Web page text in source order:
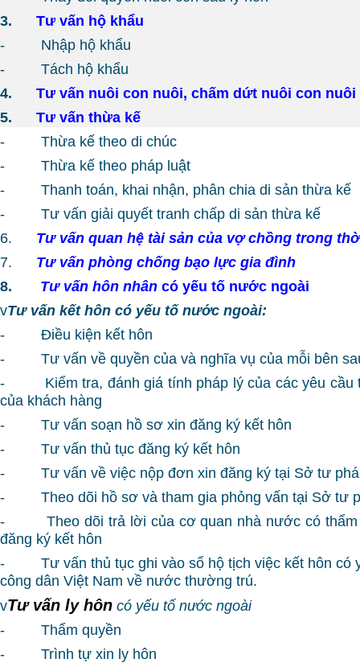
3.
Tư vấn hộ khẩu
- Nhập hộ khẩu
- Tách hộ khẩu
4. Tư vấn nuôi con nuôi, chấm dứt nuôi con nuôi
5. Tư vấn thừa kế
- Thừa kế theo di chúc
- Thừa kế theo pháp luật
- Thanh toán, khai nhận, phân chia di sản thừa kế
- Tư vấn giải quyết tranh chấp di sản thừa kế
6. Tư vấn quan hệ tài sản của vợ chồng trong
7. Tư vấn phòng chống bạo lực gia đình
8.
Tư vấn hôn nhân có yếu tố nước ngoài
vTư vấn kết hôn có yếu tố nước ngoài:
- Điều kiện kết hôn
- Tư vấn về quyền của và nghĩa vụ của mỗi bên
- Kiểm tra, đánh giá tính pháp lý của các yêu cầu
của khách hàng
- Tư vấn soạn hồ sơ xin đăng ký kết hôn
- Tư vấn thủ tục đăng ký kết hôn
- Tư vấn về việc nộp đơn xin đăng ký tại Sở tư
- Theo dõi hồ sơ và tham gia phỏng vấn tại Sở tư
- Theo dõi trả lời của cơ quan nhà nước có thẩm
đăng ký kết hôn
- Tư vấn thủ tục ghi vào sổ hộ tịch việc kết hôn có
công dân Việt Nam về nước thường trú.
vTư vấn ly hôn có yếu tố nước ngoài
- Thẩm quyền
- Trình tự xin ly hôn